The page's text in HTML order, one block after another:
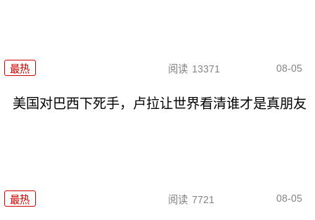
最热 阅读 13371 08-05
美国对巴西下死手，卢拉让世界看清谁才是真朋友
最热 阅读 7721 08-05